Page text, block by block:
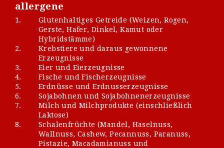
allergene
1.
Glutenhaltiges Getreide (Weizen, Rogen,
Gerste, Hafer, Dinkel, Kamut oder
Hybridstämme)
2.
Krebstiere und daraus gewonnene
Erzeugnisse
3.
Eier und Eierzeugnisse
4.
Fische und Fischerzeugnisse
5.
Erdnüsse und Erdnusserzeugnisse
6.
Sojabohnen und Sojabohnenerzeugnisse
7.
Milch und Milchprodukte (einschließlich
Laktose)
8.
Schalenfrüchte (Mandel, Haselnuss,
Wallnuss, Cashew, Pecannuss, Paranuss,
Pistazie, Macadamianuss und